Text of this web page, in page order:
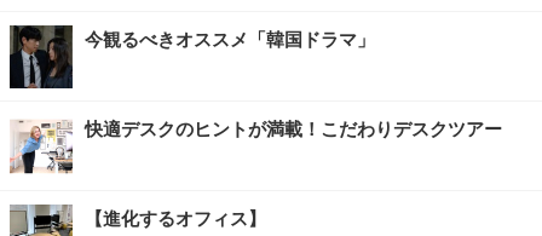
今観るべきオススメ「韓国ドラマ」
快適デスクのヒントが満載！こだわりデスクツアー
【進化するオフィス】